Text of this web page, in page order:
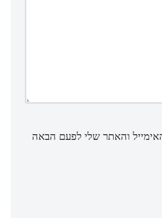
והאתר שלי לפעם הבאה